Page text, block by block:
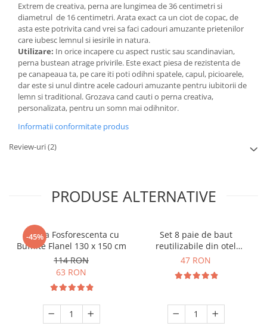
Extrem de creativa, perna are lungimea de 36 centimetri si
diametrul de 16 centimetri. Arata exact ca un ciot de copac, de
asta este potrivita cand vrei sa faci cadouri amuzante prietenilor
care iubesc lemnul si iesirile in natura.
Utilizare: In orice incapere cu aspect rustic sau scandinavian,
perna bustean atrage privirile. Este exact piesa de rezistenta de
pe canapeaua ta, pe care iti poti odihni spatele, capul, picioarele,
dar este si unul dintre acele cadouri amuzante pentru iubitorii de
lemn si traditional. Grozava cand cauti o perna creativa,
personalizata, pentru un somn mai odihnitor.
Informatii conformitate produs
Review-uri(2)
PRODUSE ALTERNATIVE
-45%
Patura Fosforescenta cu
Bufnite Flanel 130 x 150 cm
114 RON
63 RON
Set 8 paie de baut
reutilizabile din otel
inoxidabil
47 RON